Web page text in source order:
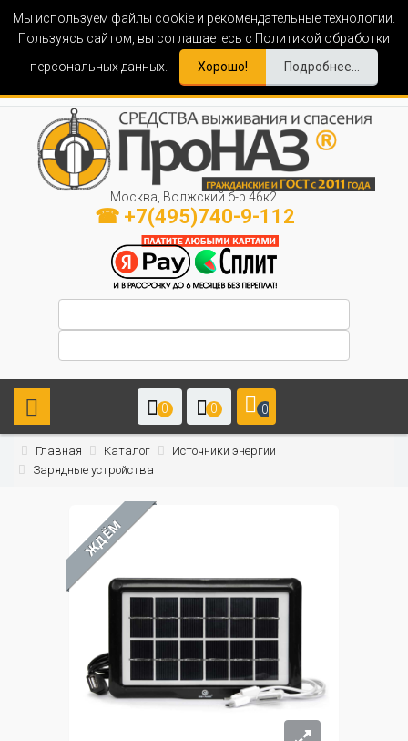
Мы используем файлы cookie и рекомендательные технологии.
Пользуясь сайтом, вы соглашаетесь с Политикой обработки
персональных данных.
Хорошо! Подробнее...
Москва, Волжский б-р 46к2
☎ +7(495)740-9-112
0 0 0
Главная Каталог
Источники энергии
Зарядные устройства
ЖДЁМ